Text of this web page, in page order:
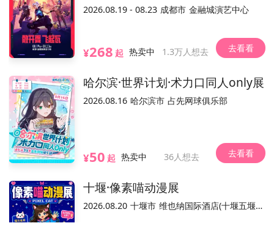
活动介绍
活动票务销售平台，活动内容和合规手续由主办方负责。
已结束
2026.08.19 - 08.23 成都市 金融城演艺中心
¥268 起 热卖中 1.3万人想去 去看看
哈尔滨·世界计划·术力口同人only展
2026.08.16 哈尔滨市 占先网球俱乐部
¥50 起 热卖中 36人想去 去看看
十堰·像素喵动漫展
2026.08.20 十堰市 维也纳国际酒店(十堰五堰步行街店)